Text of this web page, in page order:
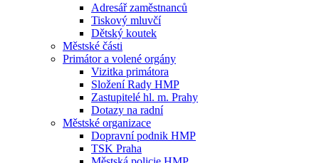
Adresář zaměstnanců
Tiskový mluvčí
Dětský koutek
Městské části
Primátor a volené orgány
Vizitka primátora
Složení Rady HMP
Zastupitelé hl. m. Prahy
Dotazy na radní
Městské organizace
Dopravní podnik HMP
TSK Praha